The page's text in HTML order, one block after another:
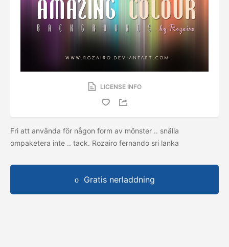
LICENSE INFO
Fri att använda för någon form av mönster .. snälla
ompaketera inte .. tack. Rozairo fernando sri lanka
Gratis nerladdning